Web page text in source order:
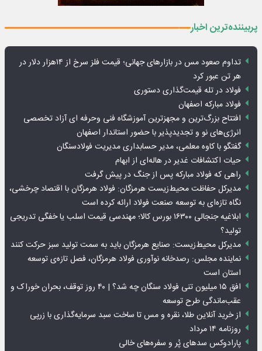
پربیننده‌ترین اخبار
تداوم صعود مس در بازارهای جهانی؛ قیمت فلز سرخ از ۱۴هزار دلار در
هر تن عبور کرد
فولاد در تله قیمت‌گذاری دستوری
فولاد مبارکه اصفهان
افتتاح بزرگ‌ترین و مجهزترین آموزشگاه فنی وحرفه ای آزاد تخصصی
انرژی‌های نو و تجدیدپذیر با حضور استاندار اصفهان
گفتگو با کاوه معلمی، مدیر حسابداری مدیریت فولادسنگان
حیات اکتشافات غدیر در هاله‌ای از ابهام
راهی که فولاد مبارکه پس از جنگ در پیش گرفت
مدیرکل حفاظت محیط‌زیست هرمزگان: فولاد هرمزگان با اقتصاد چرخشی،
نگاه تازه‌ای به توسعه صنعت فولاد ارائه کرده است
ابلاغیه جنجالی ۱۶۳۰۰ بورس کالا؛ مهندسی قیمت اسلب یا خفگی تدریجی
تولید؟
مدیرکل محیط‌زیست: صنایع هرمزگان باید به سمت تولید سبز حرکت کنند
نماینده مجلس: رصدخانه نوآوری فولاد هرمزگان، فصل تازه‌ی توسعه
استان است
افق ۱۵ میلیون تنی فولاد سنگان چه شد؟ | ۴۰ روز توقف، بحران خوراک و
عقب‌ماندگی طرح توسعه
از خرید آنلاین طلا، نقره و مس تا ساخت سبد سرمایه‌گذاری با زرپی
روزنامه ۱۴ مرداد
پارادوکس سدهای پُر و سفره‌های خالی